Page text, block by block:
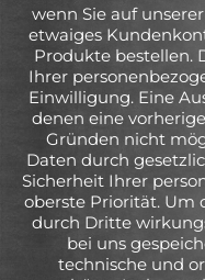
wenn Sie auf
etwaiges
Produkte bestellen.
Ihrer
Einwilligung. Eine
denen eine
Gründen nicht
Daten durch
Sicherheit Ihrer
oberste Priorität. Um
durch Dritte
bei uns
technische und